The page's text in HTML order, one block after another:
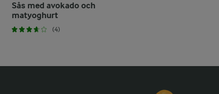
Sås med avokado och
matyoghurt
(4)